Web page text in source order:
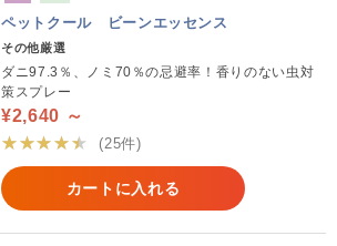
ペットクール ビーンエッセンス
その他厳選
ダニ97.3％、ノミ70％の忌避率！香りのない虫対
策スプレー
¥2,640 ～
★★★★★
(25件)
カートに入れる